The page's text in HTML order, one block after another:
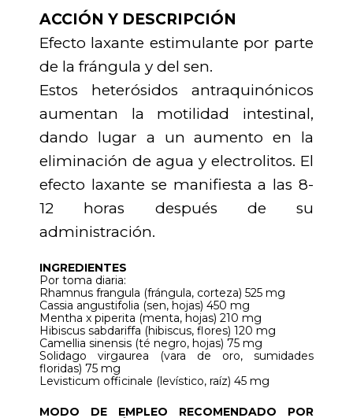
ACCIÓN Y DESCRIPCIÓN
Efecto laxante estimulante por parte
de la frángula y del sen.
Estos heterósidos antraquinónicos
aumentan la motilidad intestinal,
dando lugar a un aumento en la
eliminación de agua y electrolitos. El
efecto laxante se manifiesta a las 8-
12 horas después de su
administración.
INGREDIENTES
Por toma diaria:
Rhamnus frangula (frángula, corteza) 525 mg
Cassia angustifolia (sen, hojas) 450 mg
Mentha x piperita (menta, hojas) 210 mg
Hibiscus sabdariffa (hibiscus, flores) 120 mg
Camellia sinensis (té negro, hojas) 75 mg
Solidago virgaurea (vara de oro, sumidades
floridas) 75 mg
Levisticum officinale (levístico, raíz) 45 mg
MODO DE EMPLEO RECOMENDADO POR